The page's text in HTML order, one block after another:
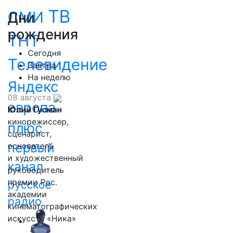
СМИ ТВ
ТНТ
Телевидение
Яндекс
европа
плюс
первый
канал
русское
радио
Дни
рождения
Сегодня
Завтра
На неделю
08 августа
Юлий Гусман
кинорежиссер,
сценарист,
основатель
и художественный
руководитель
премии Рос.
академии
кинематографических
искусств «Ника»